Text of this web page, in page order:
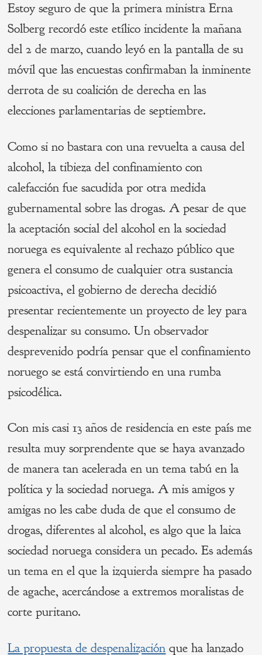
Estoy seguro de que la primera ministra Erna
Solberg recordó este etílico incidente la mañana
del 2 de marzo, cuando leyó en la pantalla de su
móvil que las encuestas confirmaban la inminente
derrota de su coalición de derecha en las
elecciones parlamentarias de septiembre.
Como si no bastara con una revuelta a causa del
alcohol, la tibieza del confinamiento con
calefacción fue sacudida por otra medida
gubernamental sobre las drogas. A pesar de que
la aceptación social del alcohol en la sociedad
noruega es equivalente al rechazo público que
genera el consumo de cualquier otra sustancia
psicoactiva, el gobierno de derecha decidió
presentar recientemente un proyecto de ley para
despenalizar su consumo. Un observador
desprevenido podría pensar que el confinamiento
noruego se está convirtiendo en una rumba
psicodélica.
Con mis casi 13 años de residencia en este país me
resulta muy sorprendente que se haya avanzado
de manera tan acelerada en un tema tabú en la
política y la sociedad noruega. A mis amigos y
amigas no les cabe duda de que el consumo de
drogas, diferentes al alcohol, es algo que la laica
sociedad noruega considera un pecado. Es además
un tema en el que la izquierda siempre ha pasado
de agache, acercándose a extremos moralistas de
corte puritano.
La propuesta de despenalización que ha lanzado